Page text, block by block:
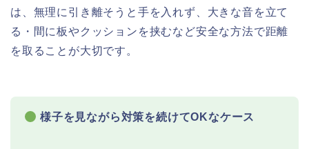
は、無理に引き離そうと手を入れず、大きな音を立て
る・間に板やクッションを挟むなど安全な方法で距離
を取ることが大切です。
様子を見ながら対策を続けてOKなケース